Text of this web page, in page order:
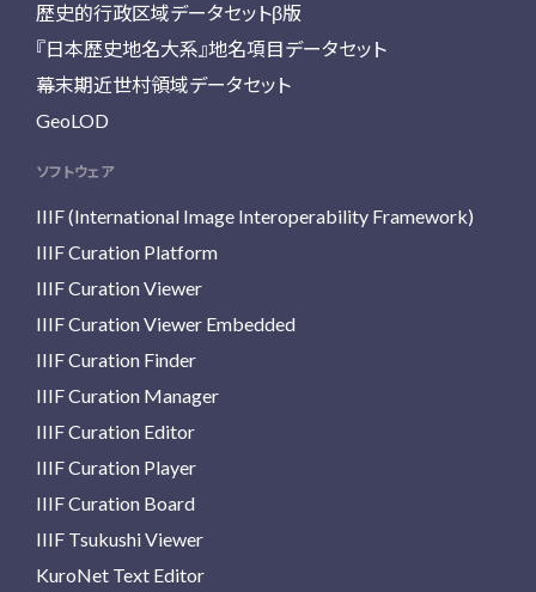
歴史的行政区域データセットβ版
『日本歴史地名大系』地名項目データセット
幕末期近世村領域データセット
GeoLOD
ソフトウェア
IIIF (International Image Interoperability Framework)
IIIF Curation Platform
IIIF Curation Viewer
IIIF Curation Viewer Embedded
IIIF Curation Finder
IIIF Curation Manager
IIIF Curation Editor
IIIF Curation Player
IIIF Curation Board
IIIF Tsukushi Viewer
KuroNet Text Editor